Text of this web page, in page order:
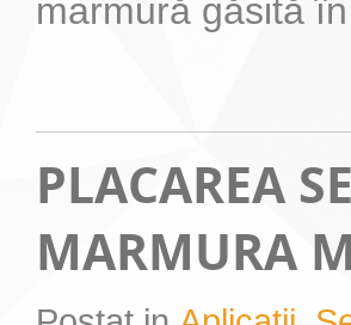
marmură găsită
PLACAREA
MARMURA